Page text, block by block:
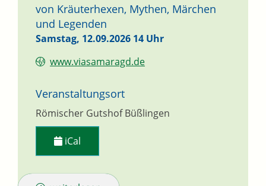
von Kräuterhexen, Mythen, Märchen
und Legenden
Samstag, 12.09.2026 14 Uhr
www.viasamaragd.de
Veranstaltungsort
Römischer Gutshof Büßlingen
iCal